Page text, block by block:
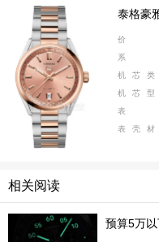
这枚表最抓人眼球的
色介于浅棕、裸色、米
还采用蜗形纹磨砂工艺
纹，层次感很强。表盘
清爽路线。棒状时标、
夜间读时也很清晰。
泰格豪
价
系
机 芯 类
机 芯 型
表
表 壳 材
相关阅读
预算5万